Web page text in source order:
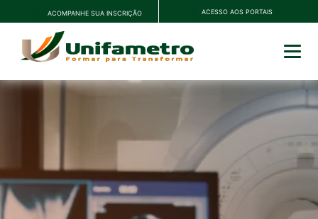
ACOMPANHE SUA INSCRIÇÃO ACESSO AOS PORTAIS